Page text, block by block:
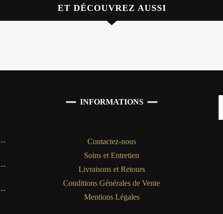
ET DÉCOUVREZ AUSSI
INFORMATIONS
Contactez-nous
Soins et Entretien
Livraisons et Retours
Conditions Générales de Vente
Mentions Légales